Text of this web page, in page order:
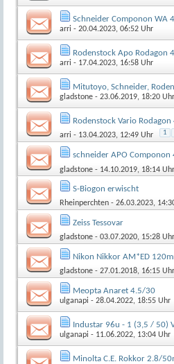
Schneider Componon WA
arri - 20.04.2023, 06:52 Uhr
Rodenstock Apo Rodagon
arri - 17.04.2023, 16:58 Uhr
Mitutoyo, Schneider,
gladstone - 23.06.2019, 18:20 Uhr
Rodenstock Vario
arri - 13.04.2023, 12:49 Uhr 1
schneider APO Componon
gladstone - 14.10.2019, 18:14 Uhr
S-Biogon erwischt
Rheinperchten - 26.03.2023,
Zeiss Tessovar
gladstone - 03.07.2020, 15:28 Uhr
Nikon Nikkor AM*ED
gladstone - 27.01.2018, 16:15 Uhr
Meopta Anaret 4.5/30
ulganapi - 28.04.2022, 18:55 Uhr
Industar 96u - 1 (3,5 / 50)
ulganapi - 11.06.2022, 13:04 Uhr
Minolta C.E. Rokkor 2.8/